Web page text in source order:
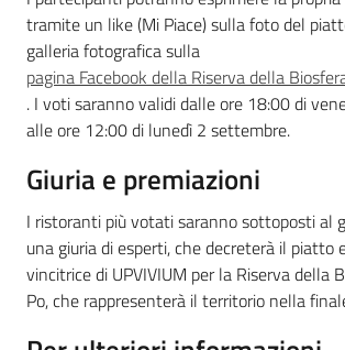
tramite un like (Mi Piace) sulla foto del
galleria fotografica sulla
pagina Facebook della Riserva della
. I voti saranno validi dalle ore 18:00 di
alle ore 12:00 di lunedì 2 settembre.
Giuria e premiazioni
I ristoranti più votati saranno sottoposti al
una giuria di esperti, che decreterà il piatto
vincitrice di UPVIVIUM per la Riserva della
Po, che rappresenterà il territorio nella